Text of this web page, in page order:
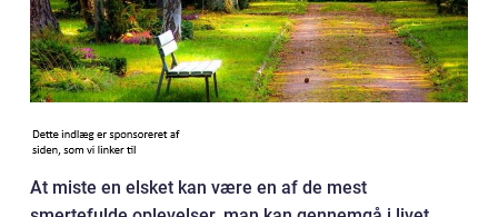
At miste en elsket kan være en af de mest